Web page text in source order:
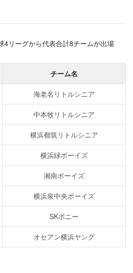
4リーグから代表合計8チームが出場
チーム名
海老名リトルシニア
中本牧リトルシニア
横浜都筑リトルシニア
横浜緑ボーイズ
湘南ボーイズ
横浜泉中央ボーイズ
SKポニー
オセアン横浜ヤング